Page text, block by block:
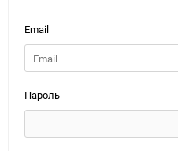
Email
Пароль